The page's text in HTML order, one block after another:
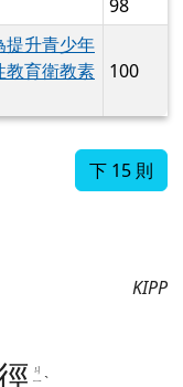
114 年 6
考。
下載：115學
於彈跳視窗
選簡章(1
載：115學年度第1次
於彈跳視窗觀看：
122
交領事人
際經濟商
害防制法